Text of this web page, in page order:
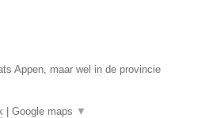
Appen, maar wel in de provincie
Google maps ▼